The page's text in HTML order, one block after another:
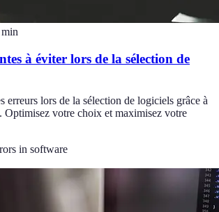
min
à éviter lors de la sélection de
erreurs lors de la sélection de logiciels grâce à
Optimisez votre choix et maximisez votre
in software